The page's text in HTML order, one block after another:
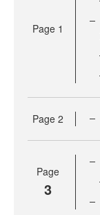
Page 1
Page 2
Page
3